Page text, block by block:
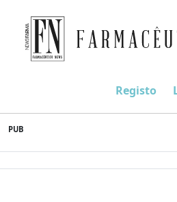
to
content
Farmacêutico News
Registo
PUB